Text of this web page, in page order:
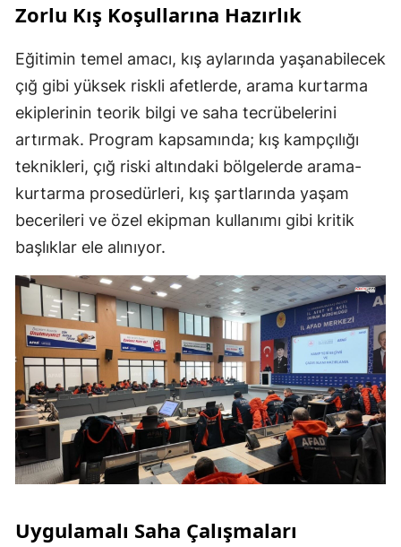
Zorlu Kış Koşullarına Hazırlık
Eğitimin temel amacı, kış aylarında yaşanabilecek
çığ gibi yüksek riskli afetlerde, arama kurtarma
ekiplerinin teorik bilgi ve saha tecrübelerini
artırmak. Program kapsamında; kış kampçılığı
teknikleri, çığ riski altındaki bölgelerde arama-
kurtarma prosedürleri, kış şartlarında yaşam
becerileri ve özel ekipman kullanımı gibi kritik
başlıklar ele alınıyor.
Uygulamalı Saha Çalışmaları